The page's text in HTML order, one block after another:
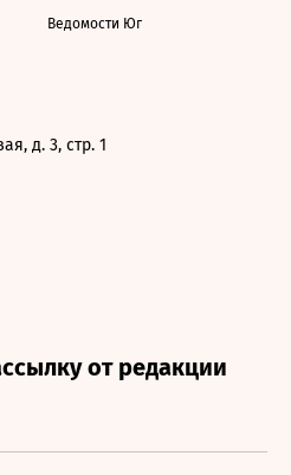
Ведомости Юг
д. 3, стр. 1